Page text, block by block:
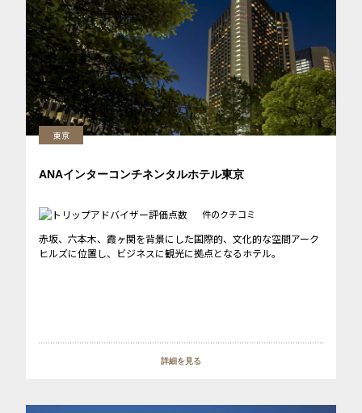
東京
ANAインターコンチネンタルホテル東京
件のクチコミ
赤坂、六本木、霞ヶ関を背景にした国際的、文化的な空間アーク
ヒルズに位置し、ビジネスに観光に拠点となるホテル。
詳細を見る